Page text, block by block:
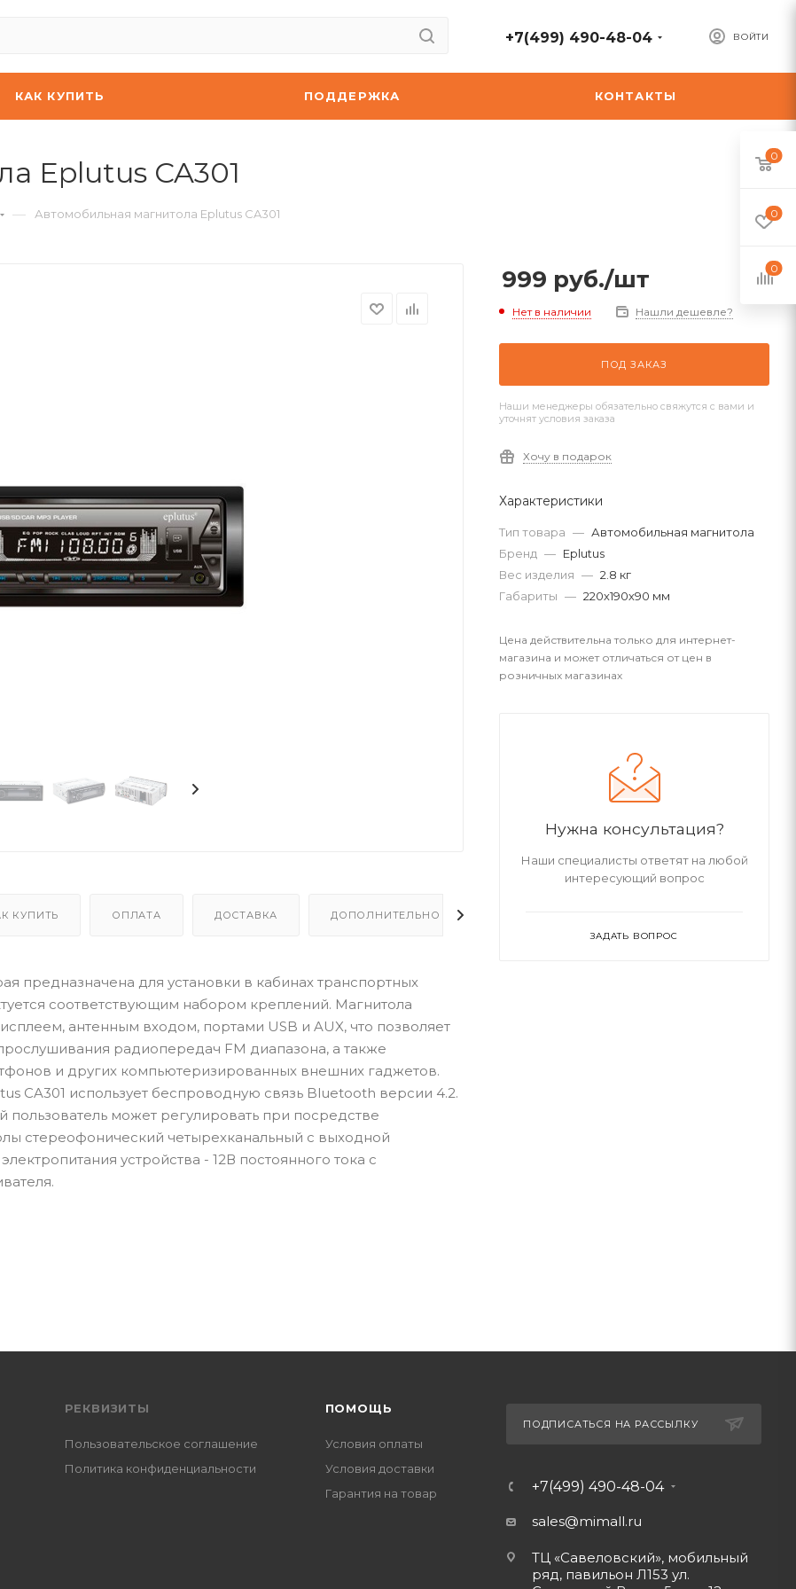
ВОЙТИ
+7(499) 490-48-04
КАК КУПИТЬ ПОДДЕРЖКА КОНТАКТЫ
Eplutus CA301
— Автомобильная магнитола Eplutus CA301
КУПИТЬ ОПЛАТА ДОСТАВКА ДОПОЛНИТЕЛЬНО
предназначена для установки в кабинах транспортных
соответствующим набором креплений. Магнитола
антенным входом, портами USB и AUX, что позволяет
радиопередач FM диапазона, а также
и других компьютеризированных внешних гаджетов.
CA301 использует беспроводную связь Bluetooth версии 4.2.
может регулировать при посредстве
стереофонический четырехканальный с выходной
устройства - 12В постоянного тока с
999 руб./шт
Нет в наличии Нашли дешевле?
ПОД ЗАКАЗ
Наши менеджеры обязательно свяжутся с вами и
уточнят условия заказа
Хочу в подарок
Характеристики
Тип товара — Автомобильная магнитола
Бренд — Eplutus
Вес изделия — 2.8 кг
Габариты — 220х190х90 мм
Цена действительна только для интернет-
магазина и может отличаться от цен в
розничных магазинах
Нужна консультация?
Наши специалисты ответят на любой
интересующий вопрос
ЗАДАТЬ ВОПРОС
РЕКВИЗИТЫ
Пользовательское соглашение
Политика конфиденциальности
ПОМОЩЬ
Условия оплаты
Условия доставки
Гарантия на товар
ПОДПИСАТЬСЯ НА РАССЫЛКУ
+7(499) 490-48-04
sales@mimall.ru
ТЦ «Савеловский», мобильный
ряд, павильон Л153 ул.
0
0
0